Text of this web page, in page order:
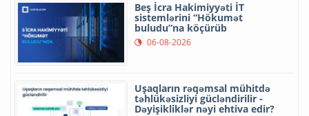
Beş İcra Hakimiyyəti İT
sistemlərini “Hökumət
buludu”na köçürüb
06-08-2026
Uşaqların rəqəmsal mühitdə
təhlükəsizliyi gücləndirilir -
Dəyişikliklər nəyi ehtiva edir?